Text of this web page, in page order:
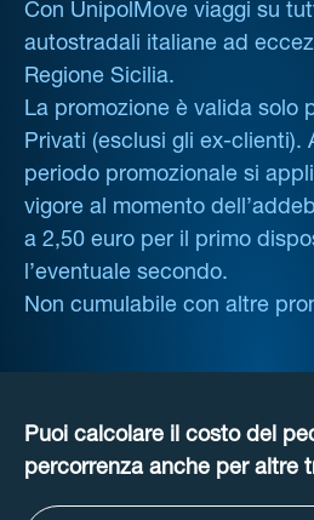
Con UnipolMove viaggi su
autostradali italiane ad
Regione Sicilia.
La promozione è valida solo
Privati (esclusi gli ex-clienti).
periodo promozionale si
vigore al momento
a 2,50 euro per il primo
l’eventuale secondo.
Non cumulabile con altre
Puoi calcolare il costo del
percorrenza anche per altre